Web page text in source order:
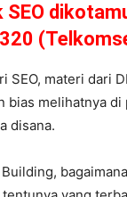
SEO
SEO, materi dari
bias melihatnya di
disana.